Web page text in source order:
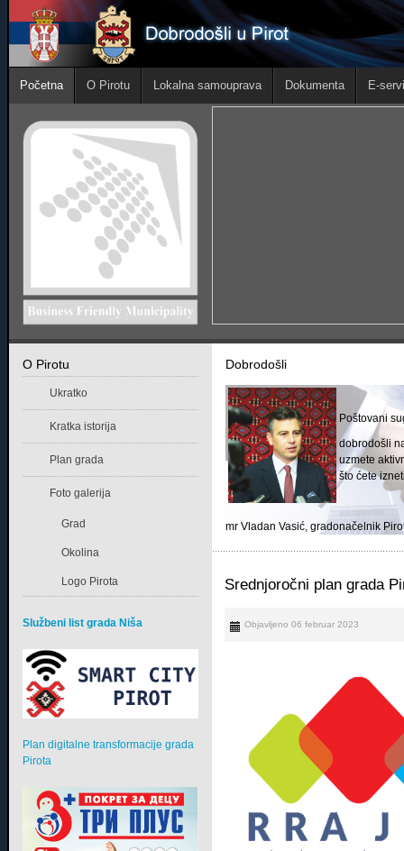
Početna O Pirotu Lokalna samouprava Dokumenta E-
Dobrodošli
Poštovani
dobrodošli
uzmete
što ćete
mr Vladan Vasić, gradonačelnik
Srednjoročni plan grada
Objavljeno 06 februar 2023
O Pirotu
Ukratko
Kratka istorija
Plan grada
Foto galerija
Grad
Okolina
Logo Pirota
Službeni list grada Niša
Plan digitalne transformacije grada
Pirota